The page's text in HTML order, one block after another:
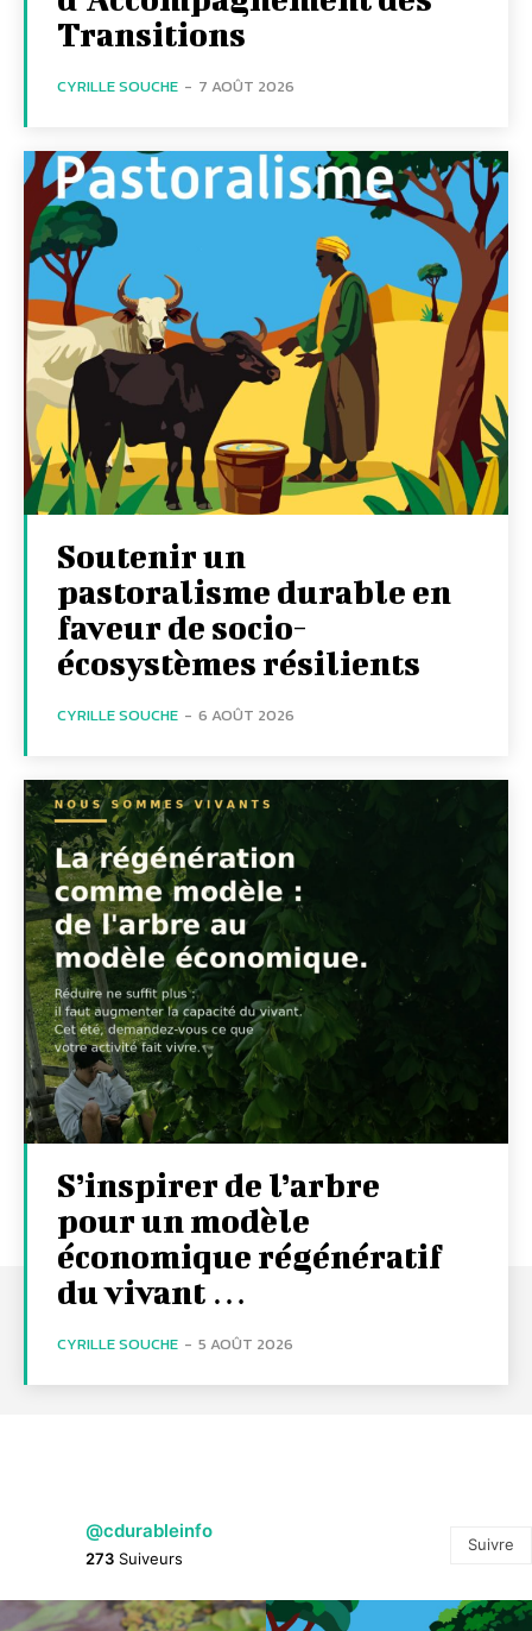
Transitions
CYRILLE SOUCHE - 7 AOÛT 2026
Soutenir un
pastoralisme durable en
faveur de socio-
écosystèmes résilients
CYRILLE SOUCHE - 6 AOÛT 2026
S’inspirer de l’arbre
pour un modèle
économique régénératif
du vivant …
CYRILLE SOUCHE - 5 AOÛT 2026
@cdurableinfo
273 Suiveurs
Suivre